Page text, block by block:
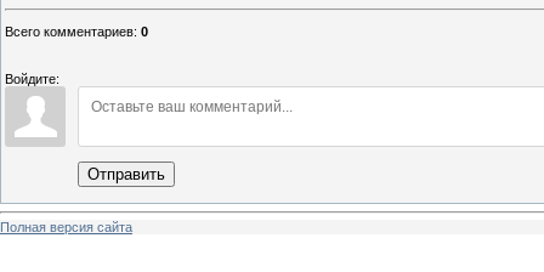
Всего комментариев: 0
Войдите:
Отправить
Полная версия сайта